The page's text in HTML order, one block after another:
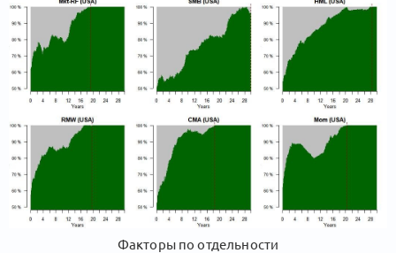
Факторы по отдельности